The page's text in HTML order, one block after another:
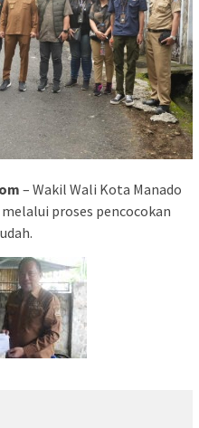
– Wakil Wali Kota Manado
proses pencocokan